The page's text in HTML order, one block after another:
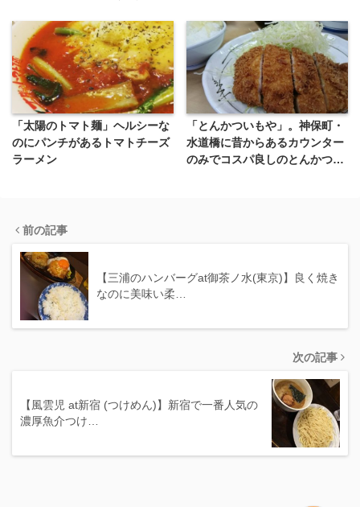
「太陽のトマト麺」ヘルシーな
のにパンチがあるトマトチーズ
ラーメン
「とんかついもや」。神保町・
水道橋に昔からあるカウンター
のみでコスパ良しのとんかつ屋
前の記事
【三浦のハンバーグat御茶ノ水(東京)】良く焼き
なのに美味い柔…
次の記事
【風雲児 at新宿 (つけめん)】新宿で一番人気の
濃厚魚介つけ…